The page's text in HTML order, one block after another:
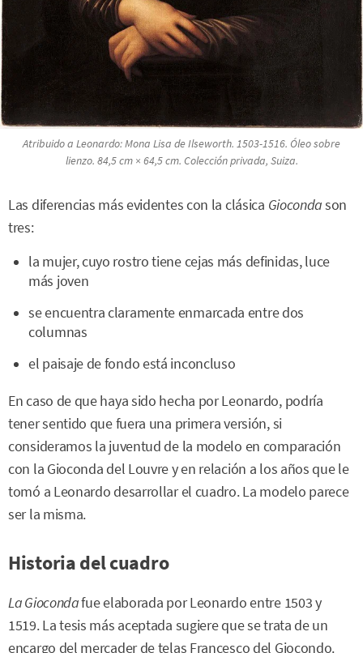
Atribuido a Leonardo:Mona Lisa de Ilseworth. 1503-1516. Óleo sobre
lienzo. 84,5 cm × 64,5 cm. Colección privada, Suiza.
Las diferencias más evidentes con la clásica Giocondason
tres:
la mujer, cuyo rostro tiene cejas más definidas, luce
más joven
se encuentra claramente enmarcada entre dos
columnas
el paisaje de fondo está inconcluso
En caso de que haya sido hecha por Leonardo, podría
tener sentido que fuera una primera versión, si
consideramos la juventud de la modelo en comparación
con la Gioconda del Louvre y en relación a los años que le
tomó a Leonardo desarrollar el cuadro. La modelo parece
ser la misma.
Historia del cuadro
La Giocondafue elaborada por Leonardo entre 1503 y
1519. La tesis más aceptada sugiere que se trata de un
encargo del mercader de telas Francesco del Giocondo.